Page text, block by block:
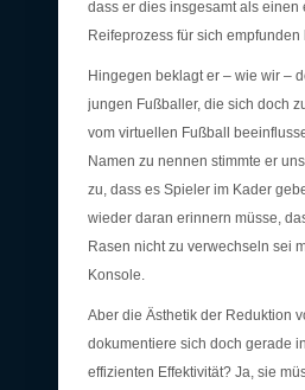
dass er dies insgesamt als einen
Reifeprozess für sich empfunden
Hingegen beklagt er – wie wir –
jungen Fußballer, die sich doch
vom virtuellen Fußball
Namen zu nennen stimmte er
zu, dass es Spieler im Kader
wieder daran erinnern müsse,
Rasen nicht zu verwechseln sei
Konsole.
Aber die Ästhetik der Reduktion
dokumentiere sich doch gerade
effizienten Effektivität? Ja, sie